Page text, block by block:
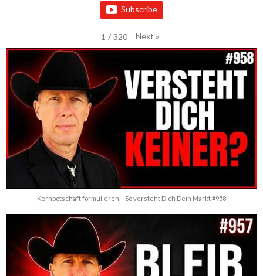
Subscribe
1 / 320 Next »
Kernbotschaft formulieren – So versteht Dich Dein Markt #958